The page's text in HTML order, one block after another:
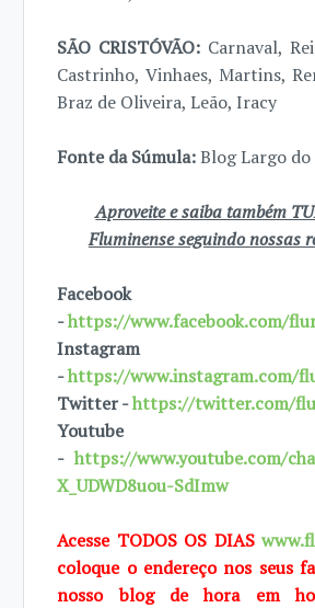
SÃO CRISTÓVÃO: Carnaval,
Castrinho, Vinhaes, Martins,
Braz de Oliveira, Leão, Iracy
Fonte da Súmula:Blog Largo do
Aproveite e saiba também
Fluminense seguindo nossas
Facebook
-https://www.facebook.com/
Instagram
-https://www.instagram.com/
Twitter -https://twitter.com/
Youtube
-https://www.youtube.com/
X_UDWD8uou-SdImw
Acesse TODOS OS DIAS
coloque o endereço nos seus
nosso blog de hora em